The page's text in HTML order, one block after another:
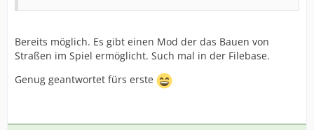
Bereits möglich. Es gibt einen Mod der das Bauen von
Straßen im Spiel ermöglicht. Such mal in der Filebase.
Genug geantwortet fürs erste